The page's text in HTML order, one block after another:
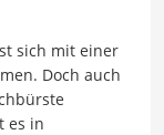
sich mit einer
Doch auch
es in